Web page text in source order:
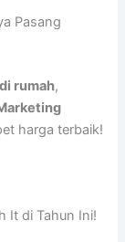
Pasang
rumah,
harga terbaik!
It di Tahun Ini!